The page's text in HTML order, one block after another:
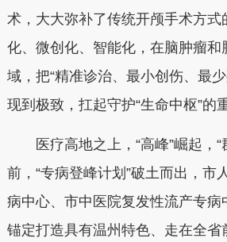
术，大大弥补了传统开颅手术方式
化、微创化、智能化，在脑肿瘤和
域，把“精准诊治、最小创伤、最
现到极致，扛起守护“生命中枢”的
医疗高地之上，“高峰”崛起，“
前，“专病登峰计划”破土而出，市
病中心、市中医院复发性流产专病
锚定打造具有温州特色、走在全省